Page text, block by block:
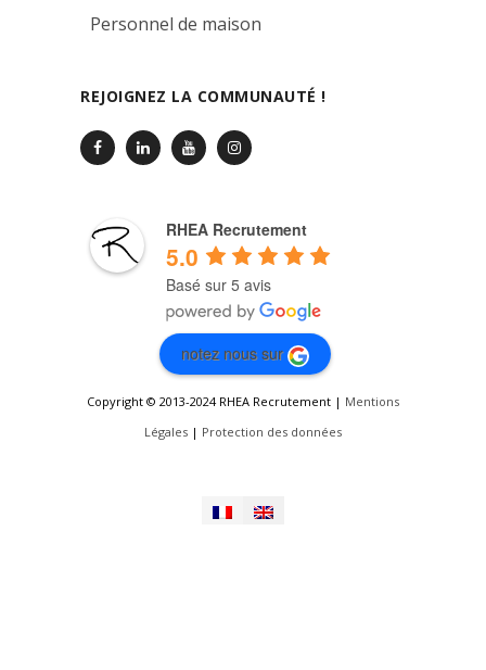
Personnel de maison
REJOIGNEZ LA COMMUNAUTÉ !
RHEA Recrutement
5.0
Basé sur 5 avis
notez nous sur
Copyright © 2013-2024 RHEA Recrutement | Mentions
Légales | Protection des données